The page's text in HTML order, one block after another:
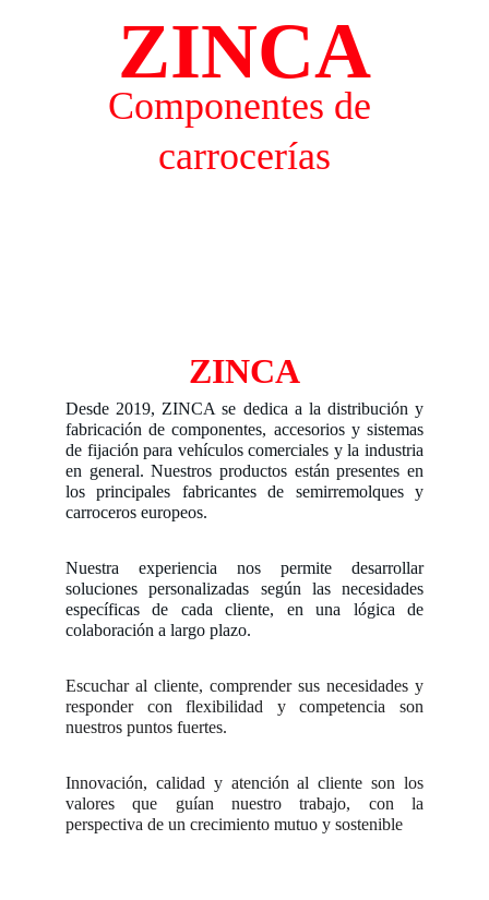
ZINCA
Componentes de
carrocerías
ZINCA
Desde 2019, ZINCA se dedica a la distribución y
fabricación de componentes, accesorios y sistemas
de fijación para vehículos comerciales y la industria
en general. Nuestros productos están presentes en
los principales fabricantes de semirremolques y
carroceros europeos.
Nuestra experiencia nos permite desarrollar
soluciones personalizadas según las necesidades
específicas de cada cliente, en una lógica de
colaboración a largo plazo.
Escuchar al cliente, comprender sus necesidades y
responder con flexibilidad y competencia son
nuestros puntos fuertes.
Innovación, calidad y atención al cliente son los
valores que guían nuestro trabajo, con la
perspectiva de un crecimiento mutuo y sostenible